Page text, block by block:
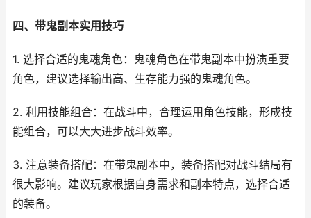
四、带鬼副本实用技巧
1. 选择合适的鬼魂角色：鬼魂角色在带鬼副本中扮演重要
角色，建议选择输出高、生存能力强的鬼魂角色。
2. 利用技能组合：在战斗中，合理运用角色技能，形成技
能组合，可以大大进步战斗效率。
3. 注意装备搭配：在带鬼副本中，装备搭配对战斗结局有
很大影响。建议玩家根据自身需求和副本特点，选择合适
的装备。